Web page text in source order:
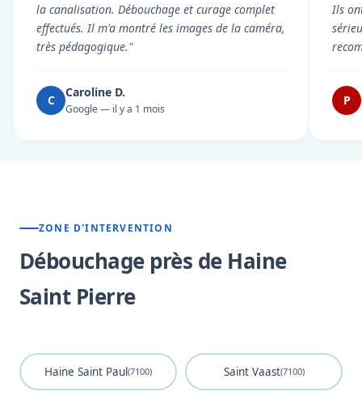
la canalisation. Débouchage et curage complet
effectués. Il m'a montré les images de la caméra,
très pédagogique."
C
Caroline D.
Google — il y a 1 mois
Ils
P
ZONE D'INTERVENTION
Débouchage près de Haine
Saint Pierre
Haine Saint Paul(7100) Saint Vaast(7100)